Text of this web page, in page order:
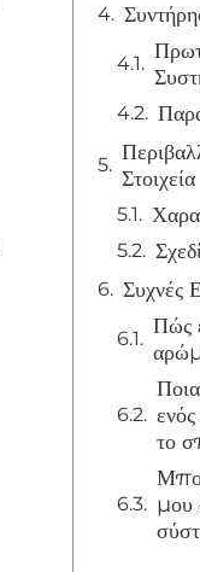
Στοιχεία
Συχνές
Πώς
το
μου